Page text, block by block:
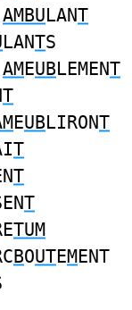
AMBULANT
LANTS
AMEUBLEMENT
T
EUBLIRONT
T
T
T
TUM
BOUTEMENT